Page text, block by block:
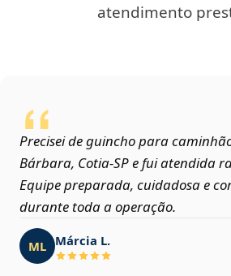
atendimento
Precisei de guincho para
Bárbara, Cotia‑SP e fui atendida
Equipe preparada, cuidadosa e
durante toda a operação.
ML Márcia L.